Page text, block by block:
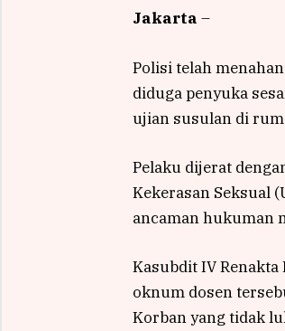
Jakarta –
Polisi telah
diduga penyuka
ujian susulan di
Pelaku dijerat
Kekerasan Seksual
ancaman hukuman
Kasubdit IV
oknum dosen
Korban yang tidak